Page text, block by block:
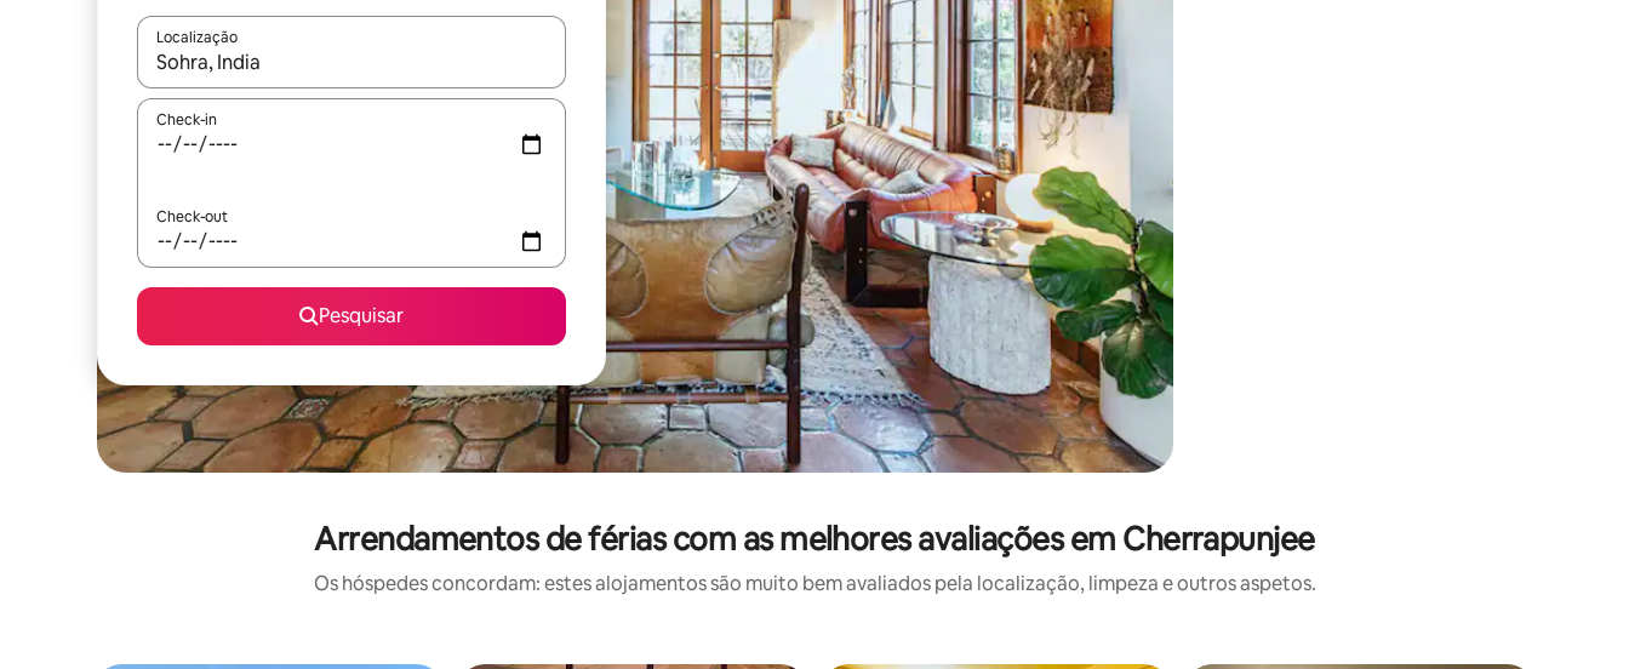
Localização
Quando os resultados estiverem disponíveis, navegue com as teclas de seta para cima e para baixo ou explore com gestos de toque ou deslize.
Check-in
Check-out
Pesquisar
Arrendamentos de férias com as melhores avaliações em Cherrapunjee
Os hóspedes concordam: estes alojamentos são muito bem avaliados pela localização, limpeza e outros aspetos.